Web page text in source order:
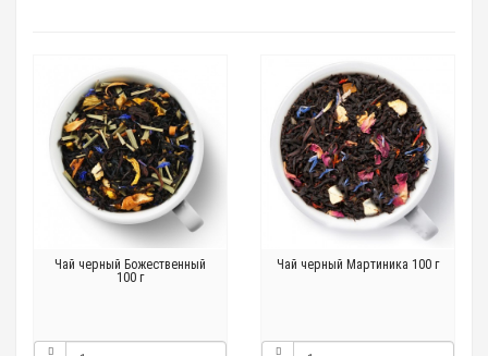
Чай черный Божественный
100 г
Чай черный Мартиника 100 г